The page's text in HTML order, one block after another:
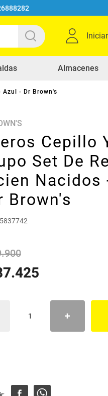
Almacenes
Azul - Dr Brown's
Cepillo
Set De
Nacidos
Brown's
.900
.425